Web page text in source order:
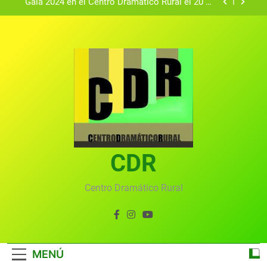
Gala 2024 en el Centro Dramático Rural el 20 de
convocado por el Centro Dramático Rural de Mira
(Cuenca)
Gala anual virtual del Centro Dramático Rural de
Gala del Centro Dramático Rural 2025
Gala 2024 en el Centro Dramático Rural el 20 de
Textos seleccionados en el VI Certamen
Francisco Nieva de piezas breves teatrales
convocado por el Centro Dramático Rural de Mira
Gala anual virtual del Centro Dramático Rural de
CDR
Centro Dramático Rural
MENÚ